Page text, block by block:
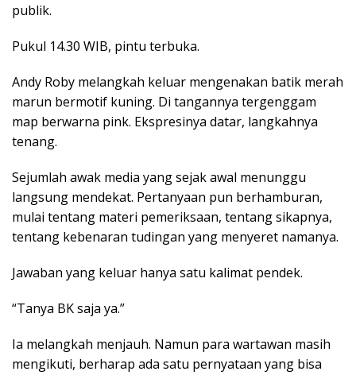
publik.
Pukul 14.30 WIB, pintu terbuka.
Andy Roby melangkah keluar mengenakan batik merah
marun bermotif kuning. Di tangannya tergenggam
map berwarna pink. Ekspresinya datar, langkahnya
tenang.
Sejumlah awak media yang sejak awal menunggu
langsung mendekat. Pertanyaan pun berhamburan,
mulai tentang materi pemeriksaan, tentang sikapnya,
tentang kebenaran tudingan yang menyeret namanya.
Jawaban yang keluar hanya satu kalimat pendek.
“Tanya BK saja ya.”
Ia melangkah menjauh. Namun para wartawan masih
mengikuti, berharap ada satu pernyataan yang bisa